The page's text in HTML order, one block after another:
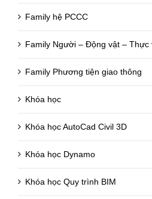
Family hệ PCCC
Family Người – Động vật – Thực
Family Phương tiện giao thông
Khóa học
Khóa học AutoCad Civil 3D
Khóa học Dynamo
Khóa học Quy trình BIM